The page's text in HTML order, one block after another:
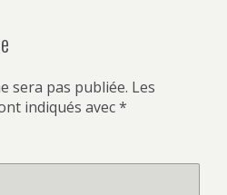
sera pas publiée. Les
indiqués avec*